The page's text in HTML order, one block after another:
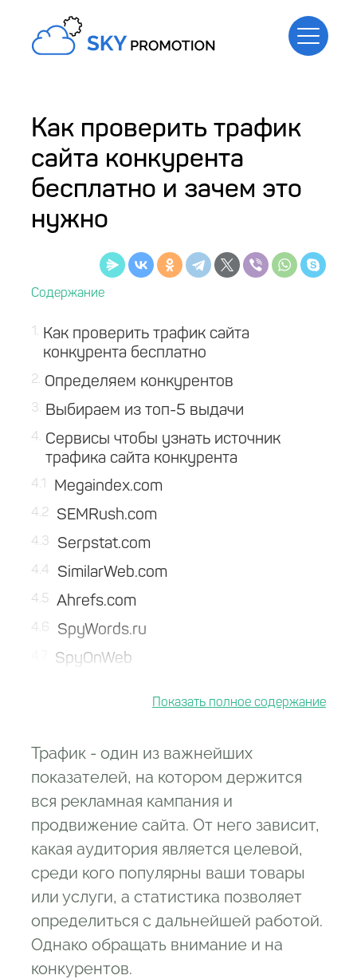
Как проверить трафик
сайта конкурента
бесплатно и зачем это
нужно
1
Как проверить трафик сайта
конкурента бесплатно
2 Определяем конкурентов
3 Выбираем из топ-5 выдачи
4
Сервисы чтобы узнать источник
трафика сайта конкурента
4.1 Megaindex.com
4.2 SEMRush.com
4.3 Serpstat.com
4.4 SimilarWeb.com
4.5 Ahrefs.com
4.6 SpyWords.ru
SpyOnWeb
AdVodka
4.11 Compete
4.12 Build With
4.13 Checkist
4.14 ADVSE
конкурента?
Зачем отслеживать трафик сайта
конкурентов?
Трафик - один из важнейших
показателей, на котором держится
вся рекламная кампания и
продвижение сайта. От него зависит,
какая аудитория является целевой,
среди кого популярны ваши товары
или услуги, а статистика позволяет
определиться с дальнейшей работой.
Однако обращать внимание и на
конкурентов.